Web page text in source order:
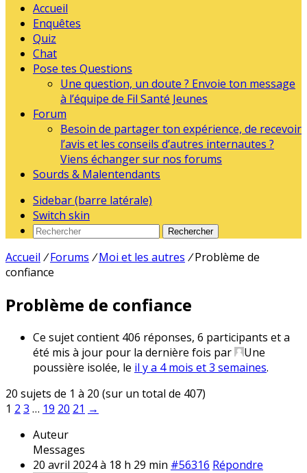
Accueil
Enquêtes
Quiz
Chat
Pose tes Questions
Une question, un doute ? Envoie ton message
à l’équipe de Fil Santé Jeunes
Forum
Besoin de partager ton expérience, de recevoir
l’avis et les conseils d’autres internautes ?
Viens échanger sur nos forums
Sourds & Malentendants
Sidebar (barre latérale)
Switch skin
Rechercher
Accueil / Forums / Moi et les autres / Problème de
confiance
Problème de confiance
Ce sujet contient 406 réponses, 6 participants et a
été mis à jour pour la dernière fois par
Une
poussière isolée, le il y a 4 mois et 3 semaines.
20 sujets de 1 à 20 (sur un total de 407)
1 2 3 … 19 20 21 →
Auteur
Messages
20 avril 2024 à 18 h 29 min #56316 Répondre